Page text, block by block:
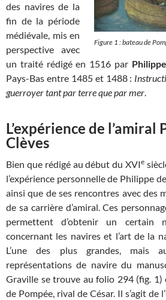
Figure 1 : bateau de
des navires de la
fin de la période
médiévale, mis en
perspective avec
un traité rédigé en 1516 par
Pays-Bas entre 1485 et 1488 :
guerroyer tant par terre que par mer.
L’expérience de l’amiral
Clèves
Bien que rédigé au début du XVIe
l’expérience personnelle de Philippe
ainsi que de ses rencontres avec des
de sa carrière d’amiral. Ces
permettent d’obtenir un certain
concernant les navires et l’art de la
L’une des plus grandes, mais
représentations de navire du
Graville se trouve au folio 294 (fig. 1)
de Pompée, rival de César. Il s’agit de